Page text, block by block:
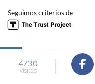
Seguimos criterios de
4730
visitas